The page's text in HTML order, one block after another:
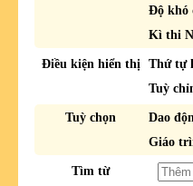
Độ khó
Kì thi
Điều kiện hiển thị
Thứ tự
Tuỳ
Tuỳ chọn Dao
Giáo
Tìm từ